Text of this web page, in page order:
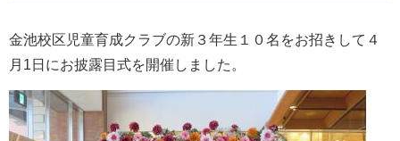
金池校区児童育成クラブの新３年生１０名をお招きして４
月1日にお披露目式を開催しました。